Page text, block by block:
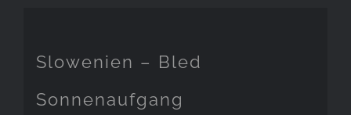
Slowenien – Bled
Sonnenaufgang